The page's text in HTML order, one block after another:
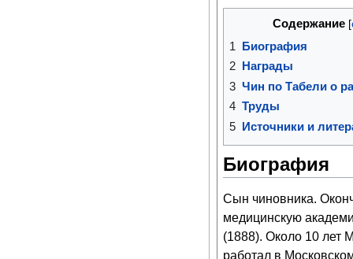
Содержание
1 Биография
2
Награды
3 Чин по Табели о
4 Труды
5 Источники и
Биография
Сын чиновника.
медицинскую
(1888). Около 10 лет
работал в